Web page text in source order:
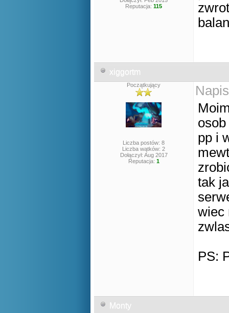
Reputacja: 115
xiggortm
Początkujący
Liczba postów: 8
Liczba wątków: 2
Dołączył: Aug 2017
Reputacja: 1
pp i
tak
wiec
PS:
Monty